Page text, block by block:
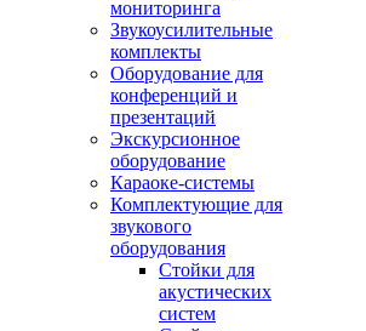
мониторинга
Звукоусилительные
комплекты
Оборудование для
конференций и
презентаций
Экскурсионное
оборудование
Караоке-системы
Комплектующие для
звукового
оборудования
Стойки для
акустических
систем